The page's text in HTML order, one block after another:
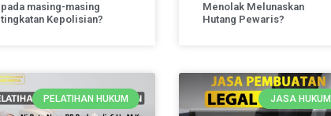
pada masing-masing
tingkatan Kepolisian?
Menolak Melunaskan
Hutang Pewaris?
PELATIHAN HUKUM JASA HUKUM